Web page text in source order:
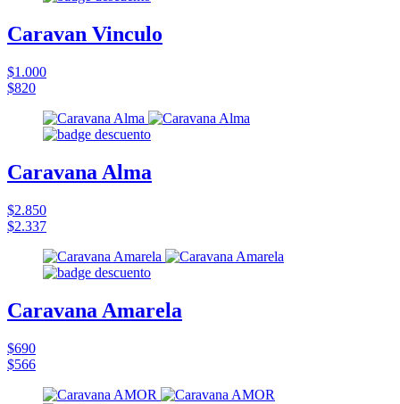
Caravan Vinculo
$1.000
$820
Caravana Alma
$2.850
$2.337
Caravana Amarela
$690
$566